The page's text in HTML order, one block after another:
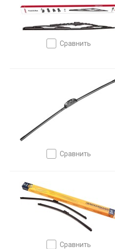
сравнить
сравнить
сравнить